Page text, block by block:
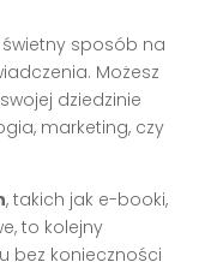
sposób na
Możesz
dziedzinie
marketing, czy
, takich jak e-booki,
to kolejny
bez konieczności